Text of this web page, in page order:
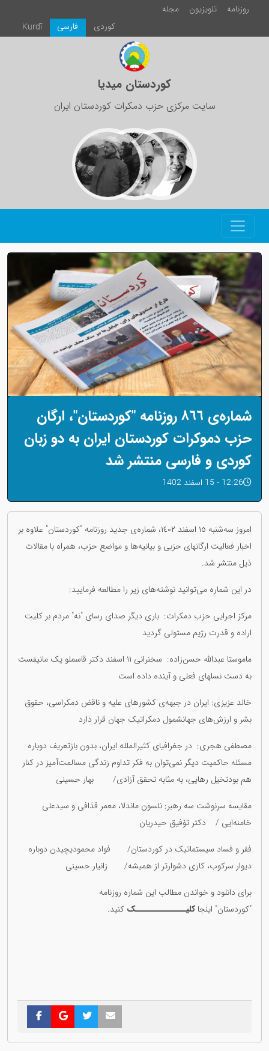
روزنامە تلویزیون
مجلە
Kurdî
فارسی كوردی
کوردستان میدیا
سایت مرکزی حزب دمکرات کوردستان ایران
شمارەی ٨٦٦ روزنامە "کوردستان"، ارگان
حزب دموکرات کوردستان ایران بە دو زبان
کوردی و فارسی منتشر شد
12:26 - 15 اسفند 1402
امروز سەشنبە ١٥ اسفند ١٤٠٢، شمارەی جدید روزنامە "کوردستان" علاوە بر
اخبار فعالیت ارگانهای حزبی و بیانیەها و مواضع حزب، همراە با مقالات
ذیل منتشر شد.
در این شمارە می‌توانید نوشتەهای زیر را مطالعە فرمایید:
مرکز اجرایی حزب دمکرات: باری دیگر صدای رسای "نه" مردم بر کلیت
ارادە و قدرت رژیم مستولی گردید
ماموستا عبداللە حسن‌زادە: سخنرانی ١١ اسفند دکتر قاسملو یک مانیفست
بە دست نسلهای فعلی و آیندە دادە است
خالد عزیزی: ایران در جبهەی کشورهای علیە و ناقض دمکراسی، حقوق
بشر و ارزش‌های جهانشمول دمکراتیک جهان قرار دارد
مصطفی هجری: در جغرافیای کثیرالمللە ایران، بدون بازتعریف دوبارە
مسئلە حاکمیت دیگر نمی‌توان بە فکر تداوم زندگی مسالمت‌آمیز در کنار
هم بودتخیل رهایی، به مثابه تحقق آزادی/ بهار حسینی
مقایسه سرنوشت سه رهبر: نلسون ماندلا، معمر قذافی و سیدعلی
خامنەایی / دکتر تۆفیق حیدریان
فقر و فساد سیستماتیک در کوردستان/ فواد محمودیچیدن دوبارە
دیوار سرکوب، کاری دشوارتر از همیشه/ زانیار حسینی
برای دانلود و خواندن مطالب این شمارە روزنامە
"کوردستان" اینجاکلیــــــــــــــک کنید.